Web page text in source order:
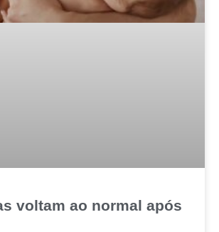
voltam ao normal após